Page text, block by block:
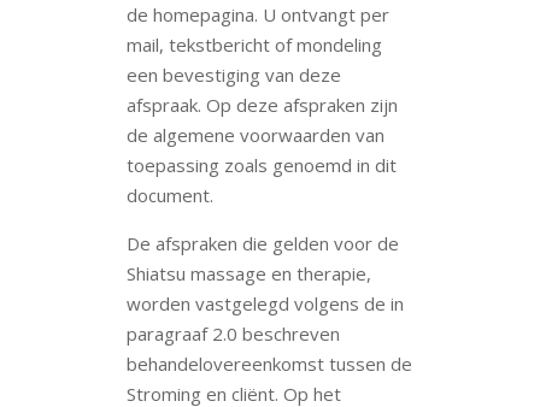
de homepagina. U ontvangt per
mail, tekstbericht of mondeling
een bevestiging van deze
afspraak. Op deze afspraken zijn
de algemene voorwaarden van
toepassing zoals genoemd in dit
document.
De afspraken die gelden voor de
Shiatsu massage en therapie,
worden vastgelegd volgens de in
paragraaf 2.0 beschreven
behandelovereenkomst tussen de
Stroming en cliënt. Op het